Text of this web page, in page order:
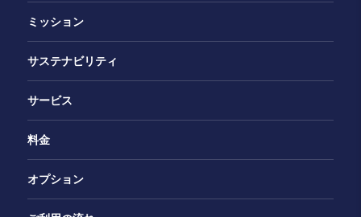
ミッション
サステナビリティ
サービス
料金
オプション